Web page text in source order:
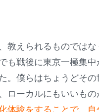
教えられるものではな
も戦後に東京一極集中
。僕らはちょうどその
ローカルにもいいもの
体験をすることで、自